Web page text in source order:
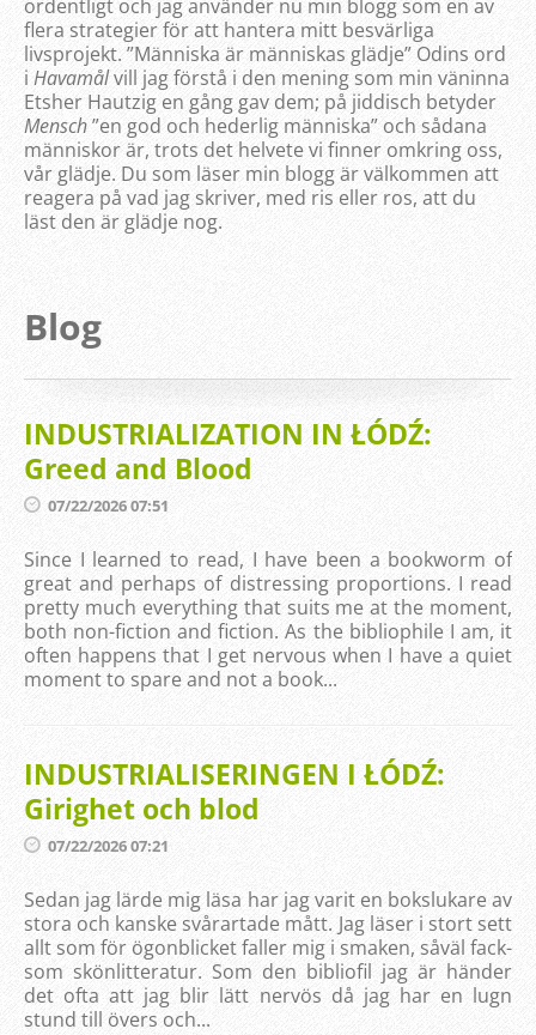
ordentligt och jag använder nu min blogg som en av
flera strategier för att hantera mitt besvärliga
livsprojekt. ”Människa är människas glädje” Odins ord
i Havamålvill jag förstå i den mening som min väninna
Etsher Hautzig en gång gav dem; på jiddisch betyder
Mensch”en god och hederlig människa” och sådana
människor är, trots det helvete vi finner omkring oss,
vår glädje. Du som läser min blogg är välkommen att
reagera på vad jag skriver, med ris eller ros, att du
läst den är glädje nog.
Blog
INDUSTRIALIZATION IN ŁÓDŹ:
Greed and Blood
07/22/2026 07:51
Since I learned to read, I have been a bookworm of
great and perhaps of distressing proportions. I read
pretty much everything that suits me at the moment,
both non-fiction and fiction. As the bibliophile I am, it
often happens that I get nervous when I have a quiet
moment to spare and not a book...
INDUSTRIALISERINGEN I ŁÓDŹ:
Girighet och blod
07/22/2026 07:21
Sedan jag lärde mig läsa har jag varit en bokslukare av
stora och kanske svårartade mått. Jag läser i stort sett
allt som för ögonblicket faller mig i smaken, såväl fack-
som skönlitteratur. Som den bibliofil jag är händer
det ofta att jag blir lätt nervös då jag har en lugn
stund till övers och...